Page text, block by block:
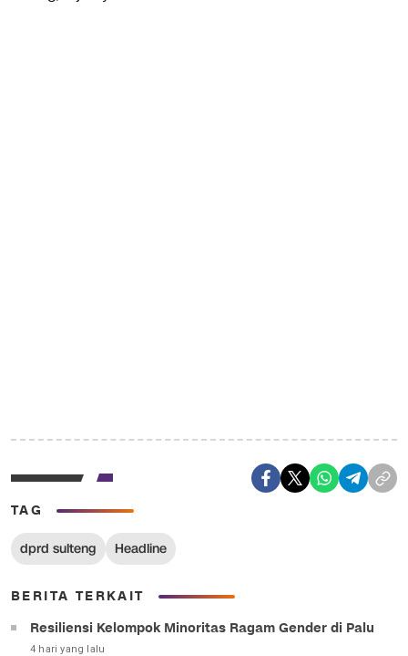
TAG
dprd sulteng Headline
BERITA TERKAIT
Resiliensi Kelompok Minoritas Ragam Gender di Palu
4 hari yang lalu